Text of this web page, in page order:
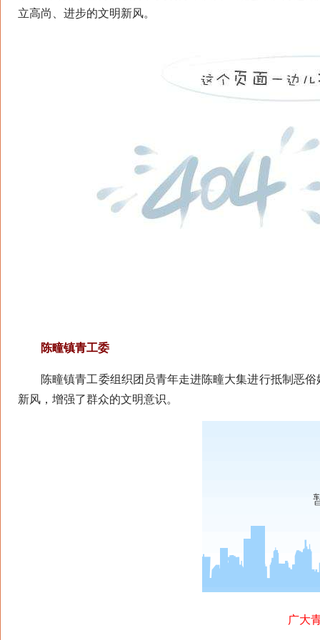
立高尚、进步的文明新风。
陈疃镇青工委
陈疃镇青工委组织团员青年走进陈疃大集进行抵制恶俗
新风，增强了群众的文明意识。
广大